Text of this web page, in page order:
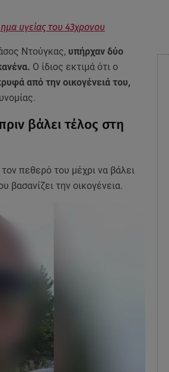
υγείας του 43χρονου
Ντούγκας,υπήρχαν δύο
Ο ίδιος εκτιμά ότι ο
από την οικογένειά του,
βάλει τέλος στη
πεθερό του μέχρι να βάλει
την οικογένεια.